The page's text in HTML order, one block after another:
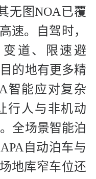
无图NOA已覆
速。自驾时，
道、限速避
的地有更多精
智能应对复杂
行人与非机动
全场景智能泊
自动泊车与
地库窄车位还